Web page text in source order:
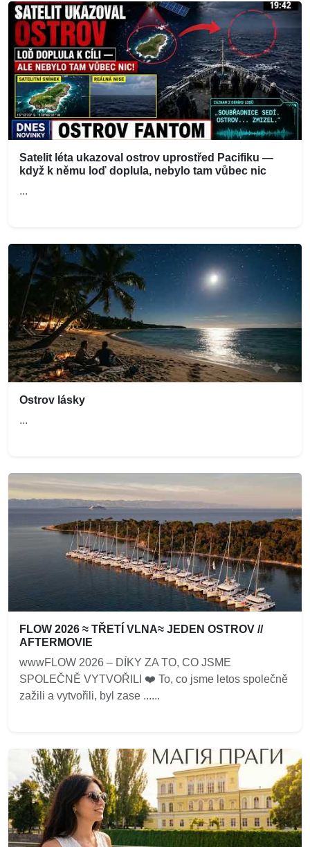
Satelit léta ukazoval ostrov uprostřed Pacifiku —
když k němu loď doplula, nebylo tam vůbec nic
...
Ostrov lásky
...
FLOW 2026 ≈ TŘETÍ VLNA≈ JEDEN OSTROV //
AFTERMOVIE
wwwFLOW 2026 – DÍKY ZA TO, CO JSME
SPOLEČNĚ VYTVOŘILI ❤️‍ To, co jsme letos společně
zažili a vytvořili, byl zase ......